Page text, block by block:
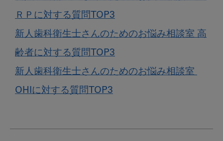
ＲＰに対する質問TOP3
新人歯科衛生士さんのためのお悩み相談室 高
齢者に対する質問TOP3
新人歯科衛生士さんのためのお悩み相談室
OHIに対する質問TOP3